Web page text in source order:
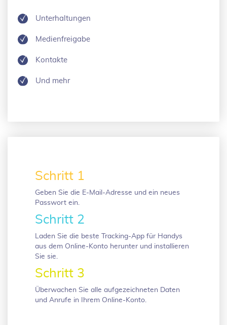
Unterhaltungen
Medienfreigabe
Kontakte
Und mehr
Schritt 1
Geben Sie die E-Mail-Adresse und ein neues
Passwort ein.
Schritt 2
Laden Sie die beste Tracking-App für Handys
aus dem Online-Konto herunter und installieren
Sie sie.
Schritt 3
Überwachen Sie alle aufgezeichneten Daten
und Anrufe in Ihrem Online-Konto.